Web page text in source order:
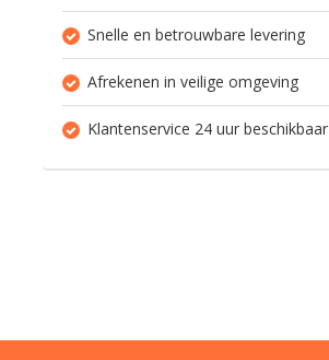
Snelle en betrouwbare levering
Afrekenen in veilige omgeving
Klantenservice 24 uur beschikbaar